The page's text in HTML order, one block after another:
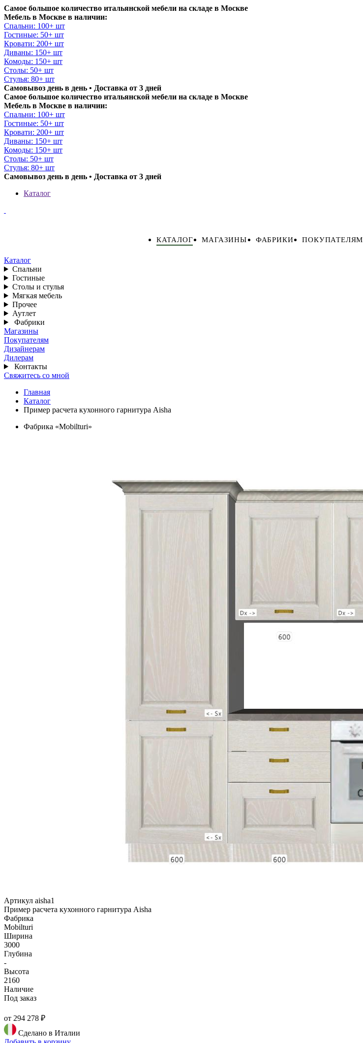
Самое большое количество итальянской мебели на складе в Москве
Мебель в Москве в наличии:
Спальни: 100+ шт
Гостиные: 50+ шт
Кровати: 200+ шт
Диваны: 150+ шт
Комоды: 150+ шт
Столы: 50+ шт
Стулья: 80+ шт
Самовывоз день в день • Доставка от 3 дней
Самое большое количество итальянской мебели на складе в Москве
Мебель в Москве в наличии:
Спальни: 100+ шт
Гостиные: 50+ шт
Кровати: 200+ шт
Диваны: 150+ шт
Комоды: 150+ шт
Столы: 50+ шт
Стулья: 80+ шт
Самовывоз день в день • Доставка от 3 дней
Каталог
КАТАЛОГ МАГАЗИНЫ ФАБРИКИ ПОКУПАТЕЛЯМ
Каталог
Спальни
Гостиные
Столы и стулья
Мягкая мебель
Прочее
Аутлет
Фабрики
Магазины
Покупателям
Дизайнерам
Дилерам
Контакты
Свяжитесь со мной
Главная
Каталог
Пример расчета кухонного гарнитура Aisha
Фабрика «Mobilturi»
Артикул aisha1
Пример расчета кухонного гарнитура Aisha
Фабрика
Mobilturi
Ширина
3000
Глубина
-
Высота
2160
Наличие
Под заказ
от 294 278 ₽
Сделано в Италии